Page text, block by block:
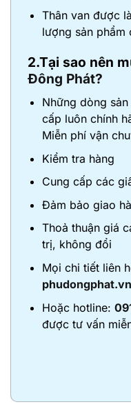
Thân van được
lượng sản phẩm
2.Tại sao nên
Đông Phát?
Những dòng
cấp luôn chính
Miễn phí vận
Kiểm tra hàng
Cung cấp các
Đảm bảo giao
Thoả thuận giá
trị, không đổi
Mọi chi tiết liên
phudongphat.vn
Hoặc hotline:
được tư vấn